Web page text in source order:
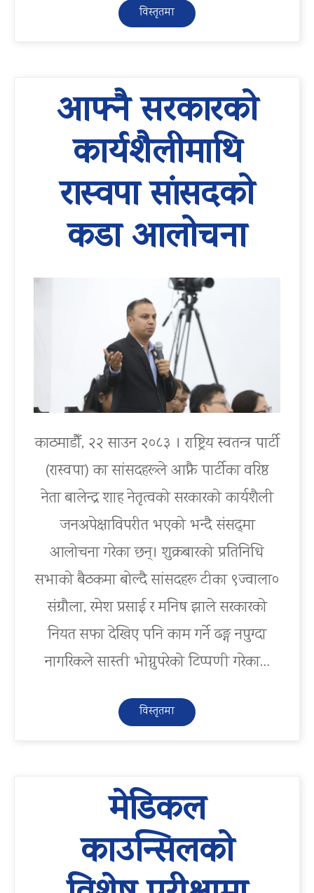
विस्तृतमा
आफ्नै सरकारको
कार्यशैलीमाथि
रास्वपा सांसदको
कडा आलोचना
काठमाडौँ, २२ साउन २०८३ । राष्ट्रिय स्वतन्त्र पार्टी
(रास्वपा) का सांसदहरूले आफ्नै पार्टीका वरिष्ठ
नेता बालेन्द्र शाह नेतृत्वको सरकारको कार्यशैली
जनअपेक्षाविपरीत भएको भन्दै संसद्‍मा
आलोचना गरेका छन्। शुक्रबारको प्रतिनिधि
सभाको बैठकमा बोल्दै सांसदहरू टीका ९ज्वाला०
संग्रौला, रमेश प्रसाई र मनिष झाले सरकारको
नियत सफा देखिए पनि काम गर्ने ढङ्ग नपुग्दा
नागरिकले सास्ती भोग्नुपरेको टिप्पणी गरेका…
विस्तृतमा
मेडिकल
काउन्सिलको